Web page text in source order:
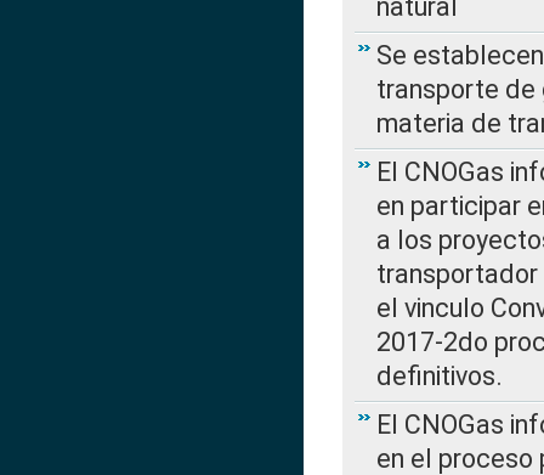
natural
Se
transporte de
materia de
El CNOGas
en participar
a los
transportador
el vinculo
2017-2do
definitivos.
El CNOGas
en el proceso